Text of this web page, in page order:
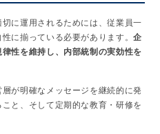
に運用されるためには、従業員一
に揃っている必要があります。企
性を維持し、内部統制の実効性を
が明確なメッセージを継続的に発
と、そして定期的な教育・研修を